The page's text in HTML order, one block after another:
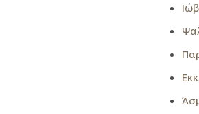
Ιώβ